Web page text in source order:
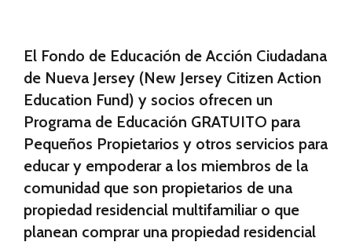
El Fondo de Educación de Acción Ciudadana
de Nueva Jersey (New Jersey Citizen Action
Education Fund) y socios ofrecen un
Programa de Educación GRATUITO para
Pequeños Propietarios y otros servicios para
educar y empoderar a los miembros de la
comunidad que son propietarios de una
propiedad residencial multifamiliar o que
planean comprar una propiedad residencial